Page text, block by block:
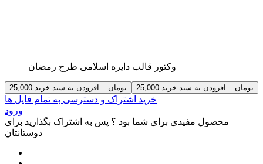
وکتور قالب دایره اسلامی طرح رمضان
25,000 تومان – افزودن به سبد خرید
خرید اشتراک و دسترسی به تمام فایل ها
ورود
محصول مفیدی برای شما بود ؟ پس به اشتراک بگذارید برای
دوستانتان